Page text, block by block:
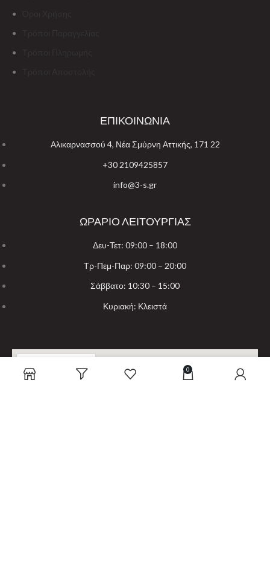
ΕΠΙΚΟΙΝΩΝΙΑ
Αλικαρνασσού 4, Νέα Σμύρνη Αττικής, 171 22
+30 2109425857
info@3-s.gr
ΩΡΑΡΙΟ ΛΕΙΤΟΥΡΓΙΑΣ
Δευ-Τετ: 09:00 – 18:00
Τρ-Πεμ-Παρ: 09:00 – 20:00
Σάββατο: 10:30 – 15:00
Κυριακή: Κλειστά
0